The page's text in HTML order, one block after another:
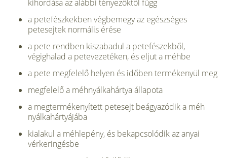
kihordása az alábbi tényezőktől függ
a petefészkekben végbemegy az egészséges
petesejtek normális érése
a pete rendben kiszabadul a petefészekből,
végighalad a petevezetéken, és el­jut a méhbe
a pete megfelelő helyen és időben termékenyül meg
megfelelő a méhnyálkahártya állapota
a megtermékenyített petesejt beágyazódik a méh
nyálkahártyájába
kialakul a méhlepény, és bekapcsolódik az anyai
vérkeringésbe